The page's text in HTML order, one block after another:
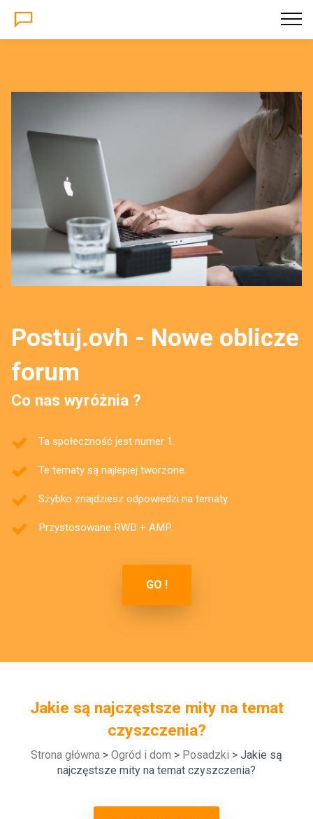
Postuj.ovh - Nowe oblicze
forum
Co nas wyróżnia ?
Ta społeczność jest numer 1.
Te tematy są najlepiej tworzone.
Szybko znajdziesz odpowiedzi na tematy.
Przystosowane RWD + AMP.
GO !
Jakie są najczęstsze mity na temat
czyszczenia?
Strona główna > Ogród i dom > Posadzki > Jakie są
najczęstsze mity na temat czyszczenia?